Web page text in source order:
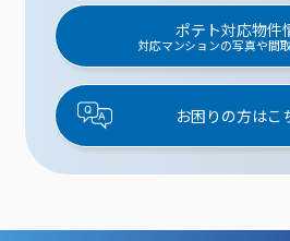
ポテト対応物件
対応マンションの写真や間
お困りの方はこ